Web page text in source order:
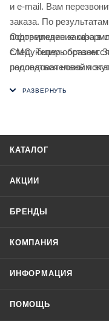
и e-mail. Вам
заказа. По
подтверждение
СМС. Теперь
радоваться новой
Оформление заказа в
следующим образом.
последовательным
КАТАЛОГ
АКЦИИ
БРЕНДЫ
КОМПАНИЯ
ИНФОРМАЦИЯ
ПОМОЩЬ